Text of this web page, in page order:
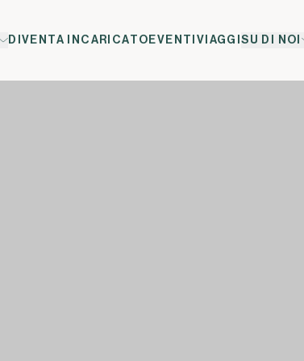
DIVENTA INCARICATO EVENTI VIAGGISU DI NOI